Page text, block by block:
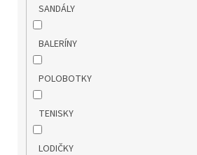
TBS
TOM TAILOR
WILD
WINK
SANDÁLY
BALERÍNY
POLOBOTKY
TENISKY
LODIČKY